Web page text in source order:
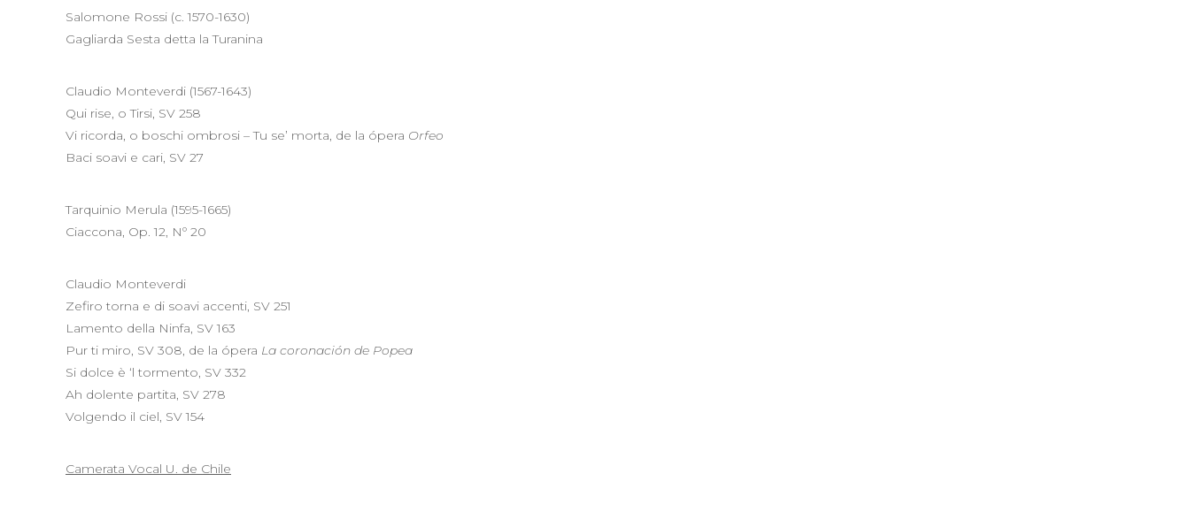
Salomone Rossi (c. 1570-1630)
Gagliarda Sesta detta la Turanina
Claudio Monteverdi (1567-1643)
Qui rise, o Tirsi, SV 258
Vi ricorda, o boschi ombrosi – Tu se’ morta, de la ópera Orfeo
Baci soavi e cari, SV 27
Tarquinio Merula (1595-1665)
Ciaccona, Op. 12, Nº 20
Claudio Monteverdi
Zefiro torna e di soavi accenti, SV 251
Lamento della Ninfa, SV 163
Pur ti miro, SV 308, de la ópera La coronación de Popea
Si dolce è ‘l tormento, SV 332
Ah dolente partita, SV 278
Volgendo il ciel, SV 154
Camerata Vocal U. de Chile